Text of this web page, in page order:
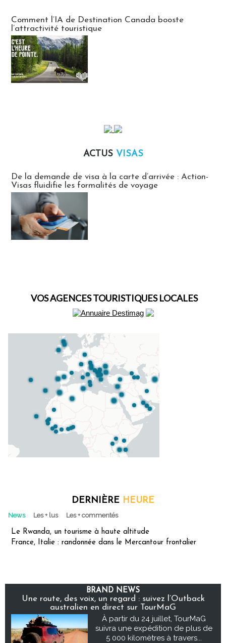
Comment l’IA de Destination Canada booste
l’attractivité touristique
ACTUS VISAS
De la demande de visa à la carte d’arrivée : Action-
Visas fluidifie les formalités de voyage
VOS AGENCES TOURISTIQUES LOCALES
DERNIÈRE HEURE
News Les + lus Les + commentés
Le Rwanda, un tourisme à haute altitude
France, Italie : randonnée dans le Mercantour frontalier
BRAND NEWS
Une route, des voix, un regard : suivez l’Outback
australien en direct sur TourMaG
À partir du 24 juillet, TourMaG
suivra une expédition de plus de
5 000 kilomètres à travers...